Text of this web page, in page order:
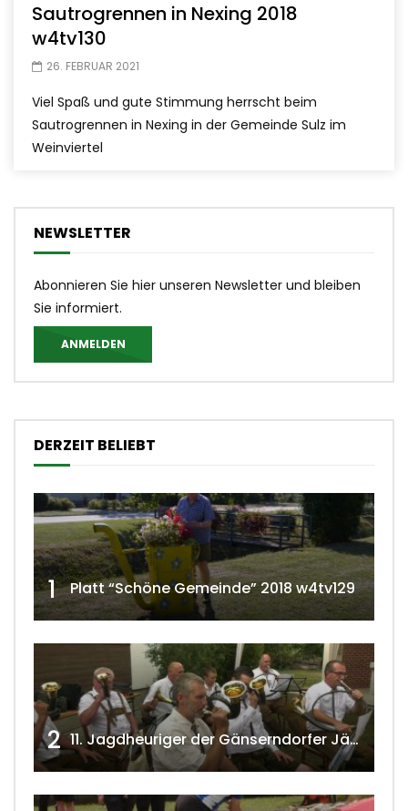
Sautrogrennen in Nexing 2018
w4tv130
26. FEBRUAR 2021
Viel Spaß und gute Stimmung herrscht beim
Sautrogrennen in Nexing in der Gemeinde Sulz im
Weinviertel
NEWSLETTER
Abonnieren Sie hier unseren Newsletter und bleiben
Sie informiert.
ANMELDEN
DERZEIT BELIEBT
1 Platt “Schöne Gemeinde” 2018 w4tv129
2 11. Jagdheuriger der Gänserndorfer Jäger 2020 w4tv166